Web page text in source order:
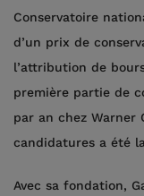
Conservatoire
d’un prix de
l’attribution de
première partie de
par an chez Warner
candidatures a été
Avec sa fondation,